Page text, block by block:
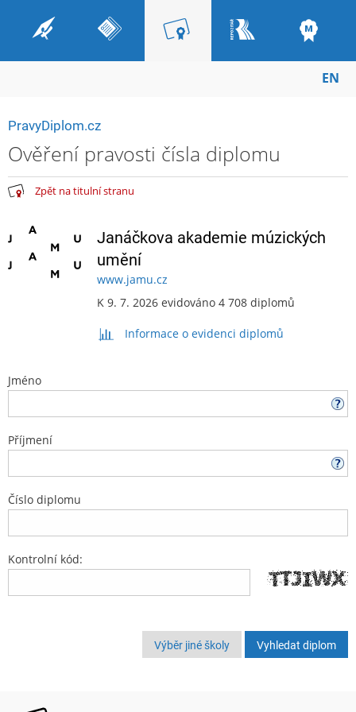
EN
PravyDiplom.cz
Ověření pravosti čísla diplomu
Zpět na titulní stranu
Janáčkova akademie múzických
umění
www.jamu.cz
K 9. 7. 2026 evidováno 4 708 diplomů
Informace o evidenci diplomů
Jméno
Příjmení
Číslo diplomu
Kontrolní kód:
Výběr jiné školy